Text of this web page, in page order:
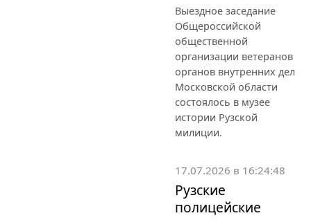
Выездное заседание
Общероссийской
общественной
организации ветеранов
органов внутренних дел
Московской области
состоялось в музее
истории Рузской
милиции.
17.07.2026 в 16:24:48
Рузские
полицейские